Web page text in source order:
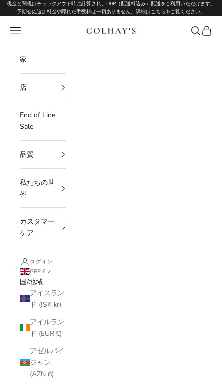
コンテンツへスキップ
税金と関税はチェックアウト時に計算され、DDP（配送料込み）配送をご利用いただけます。
予期せぬ追加料金や隠れた手数料は一切ありません。 詳細はこちらをご覧ください。
Colhay's
メニュー 検索カート
家
店
End of Line
Sale
品質
私たちの世
界
カスタマー
ケア
ログイン
GBP £
国/地域
アイスラン
ド (ISK kr)
アイルラン
ド (EUR €)
アゼルバイ
ジャン
(AZN ₼)